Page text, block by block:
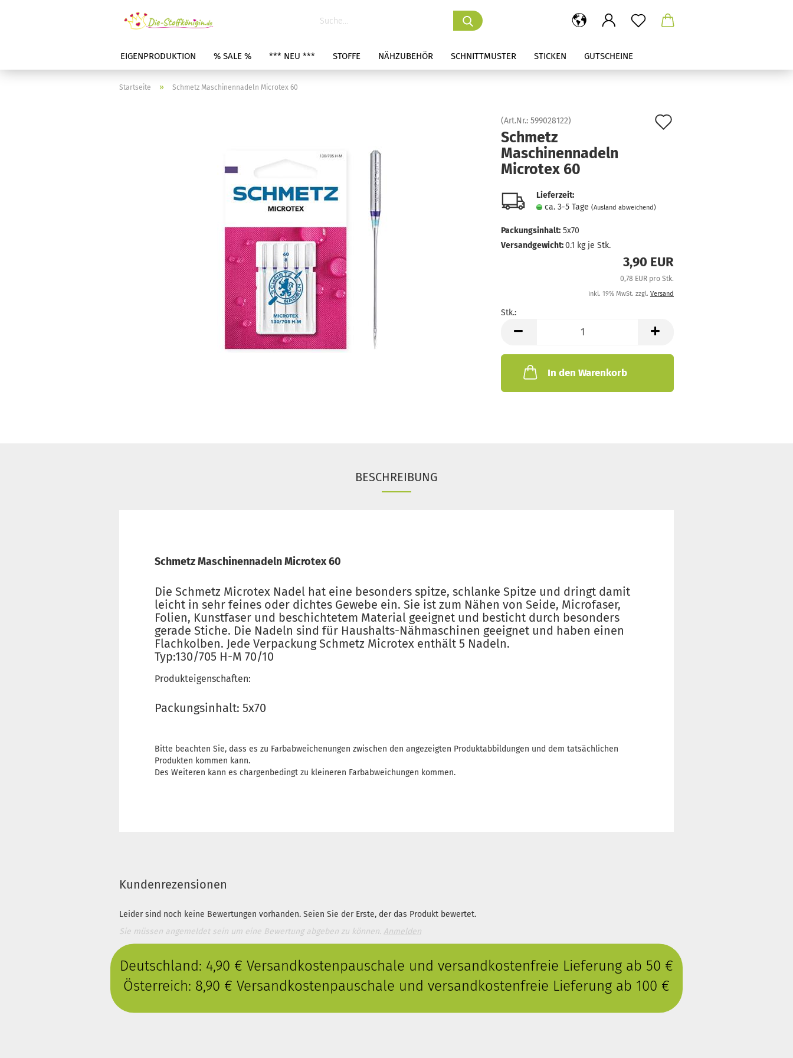
EIGENPRODUKTION % SALE % *** NEU *** STOFFE NÄHZUBEHÖR SCHNITTMUSTER STICKEN GUTSCHEINE
Startseite » Schmetz Maschinennadeln Microtex 60
(Art.Nr.: 599028122)
Schmetz
Maschinennadeln
Microtex 60
Lieferzeit:
ca. 3-5 Tage (Ausland abweichend)
Packungsinhalt: 5x70
Versandgewicht:0.1 kg je Stk.
3,90 EUR
0,78 EUR pro Stk.
inkl. 19% MwSt. zzgl. Versand
Stk.:
In den Warenkorb
BESCHREIBUNG
Schmetz Maschinennadeln Microtex 60
Die Schmetz Microtex Nadel hat eine besonders spitze, schlanke Spitze und dringt damit
leicht in sehr feines oder dichtes Gewebe ein. Sie ist zum Nähen von Seide, Microfaser,
Folien, Kunstfaser und beschichtetem Material geeignet und besticht durch besonders
gerade Stiche. Die Nadeln sind für Haushalts-Nähmaschinen geeignet und haben einen
Flachkolben. Jede Verpackung Schmetz Microtex enthält 5 Nadeln.
Typ:130/705 H-M 70/10
Produkteigenschaften:
Packungsinhalt: 5x70
Bitte beachten Sie, dass es zu Farbabweichenungen zwischen den angezeigten Produktabbildungen und dem tatsächlichen
Produkten kommen kann.
Des Weiteren kann es chargenbedingt zu kleineren Farbabweichungen kommen.
Kundenrezensionen
Leider sind noch keine Bewertungen vorhanden. Seien Sie der Erste, der das Produkt bewertet.
Sie müssen angemeldet sein um eine Bewertung abgeben zu können. Anmelden
Deutschland: 4,90 € Versandkostenpauschale und versandkostenfreie Lieferung ab 50 €
Österreich: 8,90 € Versandkostenpauschale und versandkostenfreie Lieferung ab 100 €